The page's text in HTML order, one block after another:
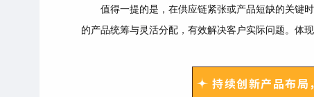
值得一提的是，在供应链紧张或产品短缺的关键
的产品统筹与灵活分配，有效解决客户实际问题。体
持续创新产品布局